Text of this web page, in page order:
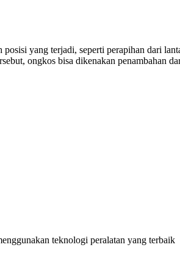
yang terjadi, seperti perapihan dari
ongkos bisa dikenakan penambahan
teknologi peralatan yang terbaik